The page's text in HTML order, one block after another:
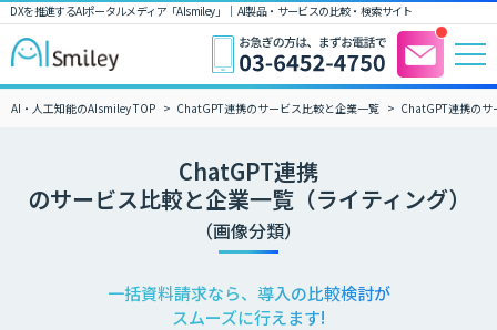
DXを推進するAIポータルメディア「AIsmiley」｜ AI製品・サービスの比較・検索サイト
AI・人工知能のAIsmiley TOP ChatGPT連携のサービス比較と企業一覧 ChatGPT連携のサ
ChatGPT連携
のサービス比較と企業一覧（ライティング）
（画像分類）
一括資料請求なら、導入の比較検討が
スムーズに行えます!